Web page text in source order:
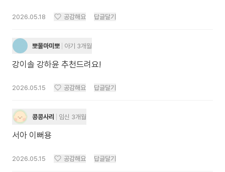
2026.05.18 공감해요 답글달기
뽀물마미뽀 아기 3개월
강이솔 강하윤 추천드려요!
2026.05.15 공감해요 답글달기
콩콩사리 임신 3개월
서아 이뻐용
2026.05.15 공감해요 답글달기